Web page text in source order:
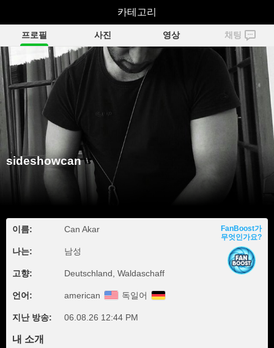
sideshowcan
프로필 사진 영상 채팅
sideshowcan
이름: Can Akar
나는: 남성
고향: Deutschland, Waldaschaff
언어: american 독일어
지난 방송: 06.08.26 12:44 PM
FanBoost가
무엇인가요?
내 소개
카테고리